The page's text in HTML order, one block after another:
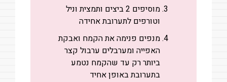
מוסיפים 2 ביצים ותמצית וניל
וטורפים לתערובת אחידה
מנפים פנימה את הקמח ואבקת
האפייה ומערבלים ערבול קצר
ביותר רק עד שהקמח נטמע
בתערובת באופן אחיד